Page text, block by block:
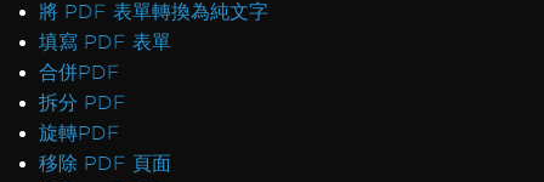
將 PDF 表單轉換為純文字
填寫 PDF 表單
合併PDF
拆分 PDF
旋轉PDF
移除 PDF 頁面